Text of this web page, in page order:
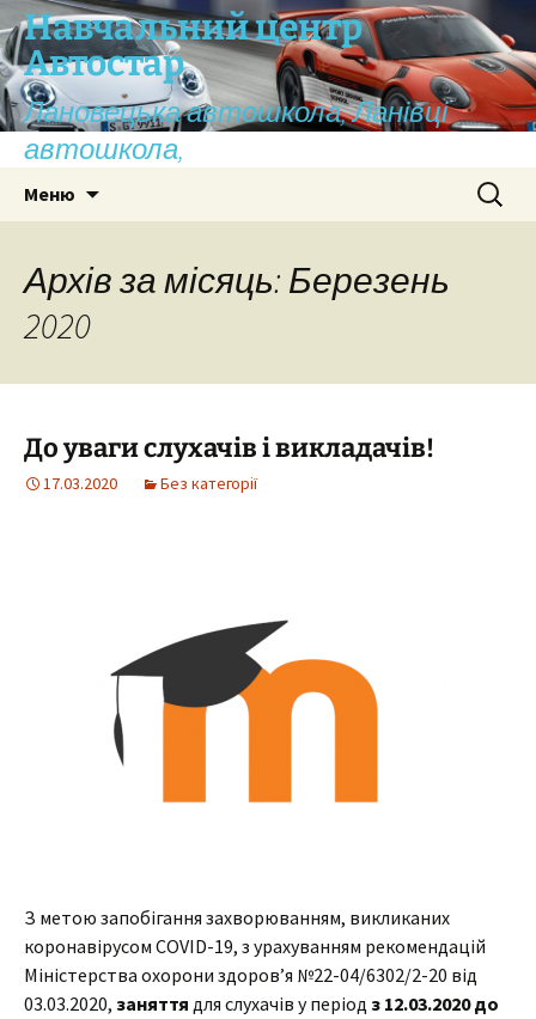
Перейти
до
вмісту
Навчальний центр
Автостар
Лановецька автошкола, Ланівці
автошкола,
Меню Пошук:
Архів за місяць: Березень
2020
До уваги слухачів і викладачів!
17.03.2020 Без категорії
З метою запобігання захворюванням, викликаних
коронавірусом COVID-19, з урахуванням рекомендацій
Міністерства охорони здоров’я №22-04/6302/2-20 від
03.03.2020, заняття для слухачів у період з 12.03.2020 до